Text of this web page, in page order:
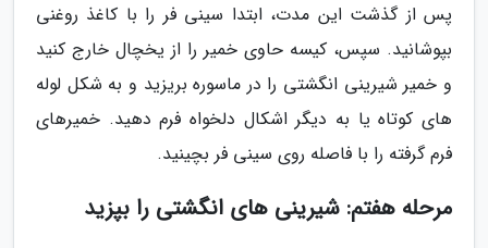
پس از گذشت این مدت، ابتدا سینی فر را با کاغذ روغنی
بپوشانید. سپس، کیسه حاوی خمیر را از یخچال خارج کنید
و خمیر شیرینی انگشتی را در ماسوره بریزید و به شکل لوله
های کوتاه یا به دیگر اشکال دلخواه فرم دهید. خمیرهای
فرم گرفته را با فاصله روی سینی فر بچینید.
مرحله هفتم: شیرینی های انگشتی را بپزید